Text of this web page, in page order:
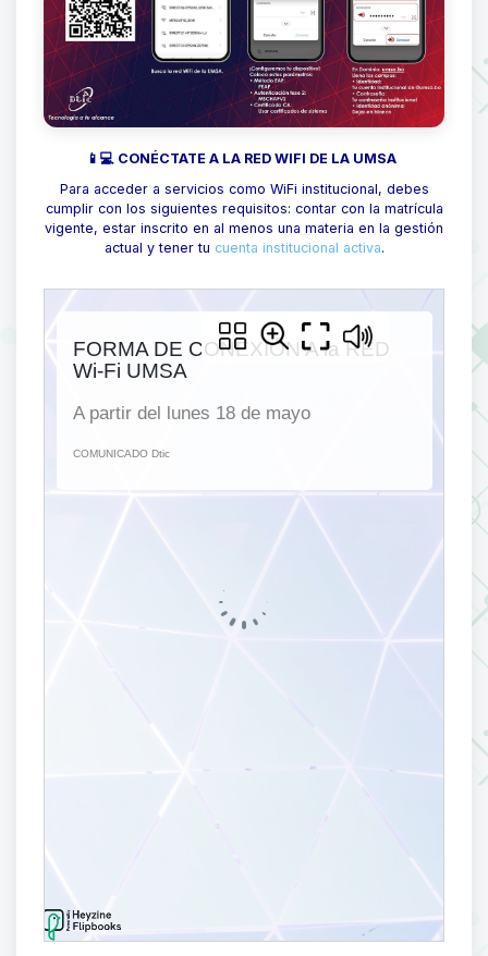
📱💻 CONÉCTATE A LA RED WIFI DE LA UMSA
Para acceder a servicios como WiFi institucional, debes
cumplir con los siguientes requisitos: contar con la matrícula
vigente, estar inscrito en al menos una materia en la gestión
actual y tener tu cuenta institucional activa.